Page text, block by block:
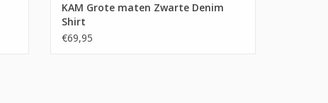
KAM Grote maten Zwarte Denim
Shirt
€69,95